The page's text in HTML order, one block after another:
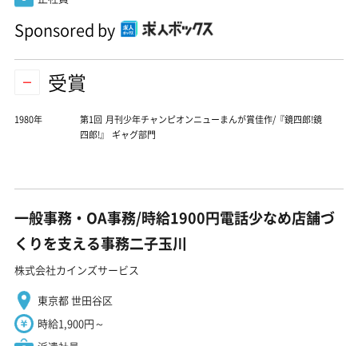
Sponsored by
受賞
1980年
第1回 月刊少年チャンピオンニューまんが賞佳作/『鏡四郎!鏡
四郎!』 ギャグ部門
一般事務・OA事務/時給1900円電話少なめ店舗づ
くりを支える事務二子玉川
株式会社カインズサービス
東京都 世田谷区
時給1,900円～